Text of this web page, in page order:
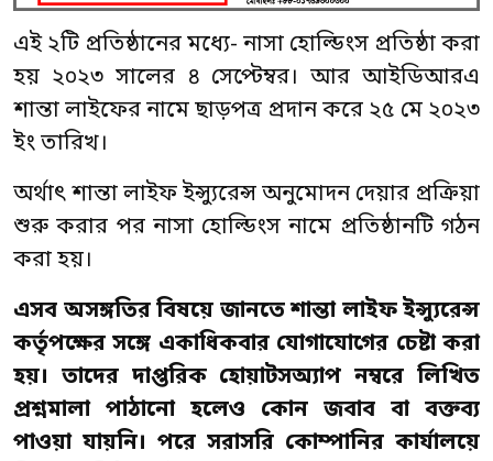
এই ২টি প্রতিষ্ঠানের মধ্যে- নাসা হোল্ডিংস প্রতিষ্ঠা করা
হয় ২০২৩ সালের ৪ সেপ্টেম্বর। আর আইডিআরএ
শান্তা লাইফের নামে ছাড়পত্র প্রদান করে ২৫ মে ২০২৩
ইং তারিখ।
অর্থাৎ শান্তা লাইফ ইন্স্যুরেন্স অনুমোদন দেয়ার প্রক্রিয়া
শুরু করার পর নাসা হোল্ডিংস নামে প্রতিষ্ঠানটি গঠন
করা হয়।
এসব অসঙ্গতির বিষয়ে জানতে শান্তা লাইফ ইন্স্যুরেন্স
কর্তৃপক্ষের সঙ্গে একাধিকবার যোগাযোগের চেষ্টা করা
হয়। তাদের দাপ্তরিক হোয়াটসঅ্যাপ নম্বরে লিখিত
প্রশ্নমালা পাঠানো হলেও কোন জবাব বা বক্তব্য
পাওয়া যায়নি। পরে সরাসরি কোম্পানির কার্যালয়ে